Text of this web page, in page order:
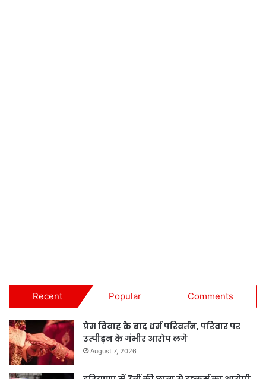
Recent Popular Comments
प्रेम विवाह के बाद धर्म परिवर्तन, परिवार पर
उत्पीड़न के गंभीर आरोप लगे
August 7, 2026